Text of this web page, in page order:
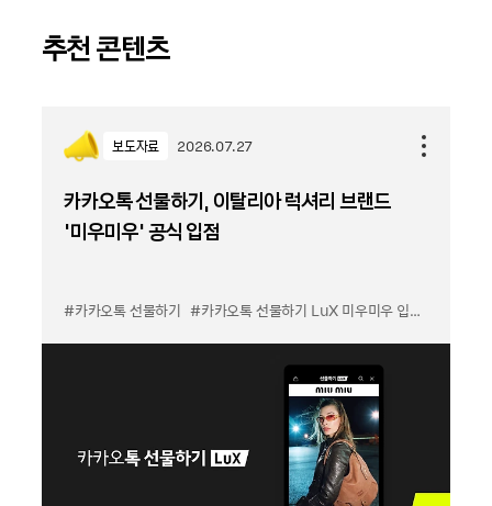
추천 콘텐츠
보도자료 2026.07.27
카카오톡 선물하기, 이탈리아 럭셔리 브랜드
'미우미우' 공식 입점
#카카오톡 선물하기 #카카오톡 선물하기 LuX 미우미우 입점